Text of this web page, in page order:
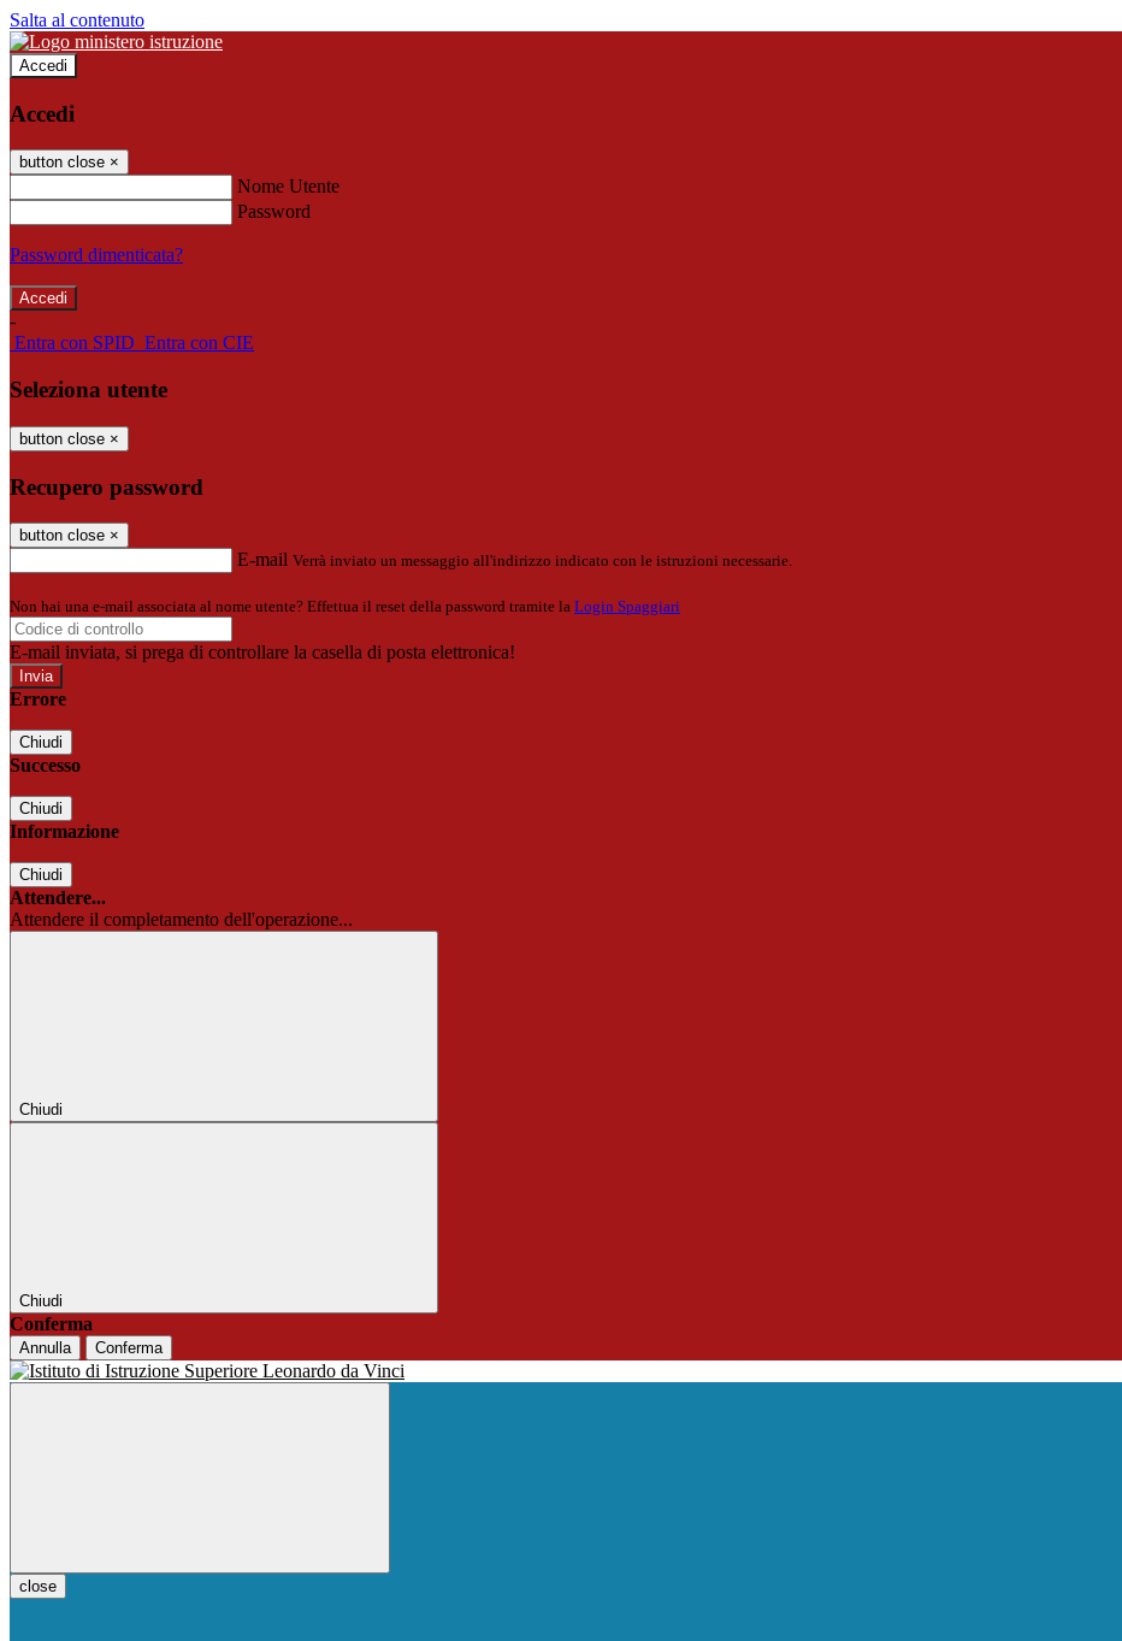
Salta al contenuto
Accedi
Accedi
button close ×
Nome Utente
Password
Password dimenticata?
-
Entra con SPID Entra con CIE
Seleziona utente
button close ×
Recupero password
button close ×
E-mail Verrà inviato un messaggio all'indirizzo indicato con le istruzioni necessarie.
Non hai una e-mail associata al nome utente? Effettua il reset della password tramite la Login Spaggiari
E-mail inviata, si prega di controllare la casella di posta elettronica!
Errore
Chiudi
Successo
Chiudi
Informazione
Chiudi
Attendere...
Attendere il completamento dell'operazione...
Chiudi
Chiudi
Conferma
Annulla Conferma
close